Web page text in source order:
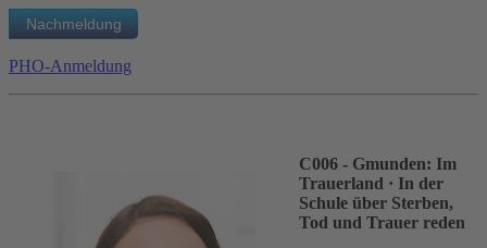
PHO-Anmeldung
C006 - Gmunden: Im
Trauerland · In der
Schule über Sterben,
Tod und Trauer reden